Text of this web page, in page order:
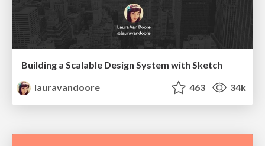
Building a Scalable Design System with Sketch
lauravandoore
463 34k